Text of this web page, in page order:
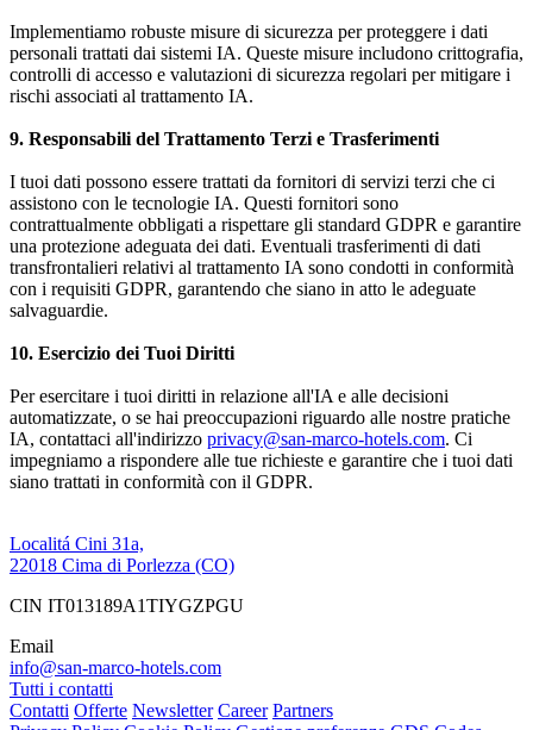
Implementiamo robuste misure di sicurezza per proteggere i dati
personali trattati dai sistemi IA. Queste misure includono crittografia,
controlli di accesso e valutazioni di sicurezza regolari per mitigare i
rischi associati al trattamento IA.
9. Responsabili del Trattamento Terzi e Trasferimenti
I tuoi dati possono essere trattati da fornitori di servizi terzi che ci
assistono con le tecnologie IA. Questi fornitori sono
contrattualmente obbligati a rispettare gli standard GDPR e garantire
una protezione adeguata dei dati. Eventuali trasferimenti di dati
transfrontalieri relativi al trattamento IA sono condotti in conformità
con i requisiti GDPR, garantendo che siano in atto le adeguate
salvaguardie.
10. Esercizio dei Tuoi Diritti
Per esercitare i tuoi diritti in relazione all'IA e alle decisioni
automatizzate, o se hai preoccupazioni riguardo alle nostre pratiche
IA, contattaci all'indirizzo privacy@san-marco-hotels.com. Ci
impegniamo a rispondere alle tue richieste e garantire che i tuoi dati
siano trattati in conformità con il GDPR.
Localitá Cini 31a,
22018 Cima di Porlezza (CO)
CIN IT013189A1TIYGZPGU
Email
info@san-marco-hotels.com
Tutti i contatti
Contatti Offerte Newsletter Career Partners